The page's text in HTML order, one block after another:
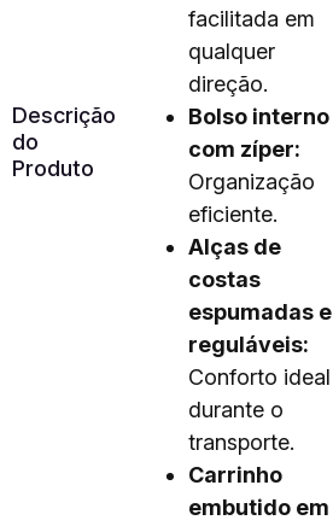
Descrição
do
Produto
facilitada em
qualquer
direção.
Bolso interno
com zíper:
Organização
eficiente.
Alças de
costas
espumadas e
reguláveis:
Conforto ideal
durante o
transporte.
Carrinho
embutido em